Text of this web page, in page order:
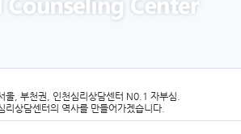
울, 부천권, 인천심리상담센터 N0.1 자부심.
리상담센터의 역사를 만들어가겠습니다.